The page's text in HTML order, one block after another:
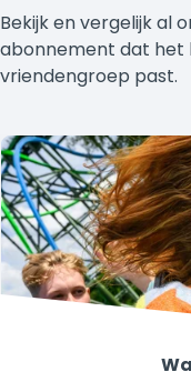
Bekijk en vergelijk al
abonnement dat het
vriendengroep past.